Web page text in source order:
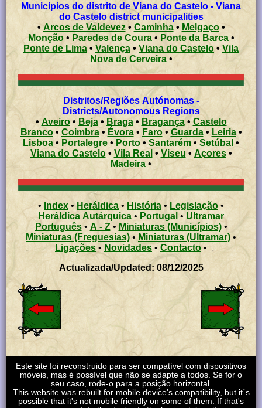
Municípios do distrito de Viana do Castelo - Viana
do Castelo district municipalities
• Arcos de Valdevez• Caminha• Melgaço•
Monção• Paredes de Coura• Ponte da Barca•
Ponte de Lima • Valença • Viana do Castelo•Vila
Nova de Cerveira•
Distritos/Regiões Autónomas -
Districts/Autonomous Regions
•Aveiro• Beja• Braga• Bragança•Castelo
Branco• Coimbra•Évora• Faro• Guarda• Leiria•
Lisboa • Portalegre • Porto • Santarém • Setúbal •
Viana do Castelo• Vila Real • Viseu • Açores •
Madeira •
• Index • Heráldica • História • Legislação •
Heráldica Autárquica • Portugal • Ultramar
Português• A - Z• Miniaturas (Municípios)•
Miniaturas (Freguesias) • Miniaturas (Ultramar) •
Ligações • Novidades • Contacto•
Actualizada/Updated: 08/12/2025
Este site foi reconstruido para ser compatível com dispositivos
móveis, mas é possível que não se adapte a todos. Se for o
seu caso, rode-o para a posição horizontal.
This website was rebuilt for mobile device's compatibility, but it´s
possible that it's not mobile friendly on some of them. If that's